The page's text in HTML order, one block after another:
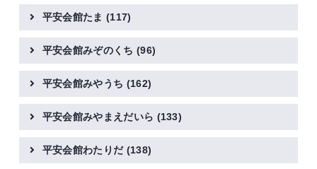
平安会館たま(117)
平安会館みぞのくち (96)
平安会館みやうち (162)
平安会館みやまえだいら (133)
平安会館わたりだ (138)